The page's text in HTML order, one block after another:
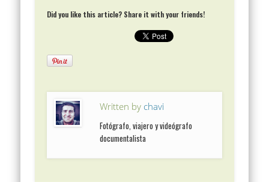
Did you like this article? Share it with your friends!
Written by chavi
Fotógrafo, viajero y videógrafo
documentalista